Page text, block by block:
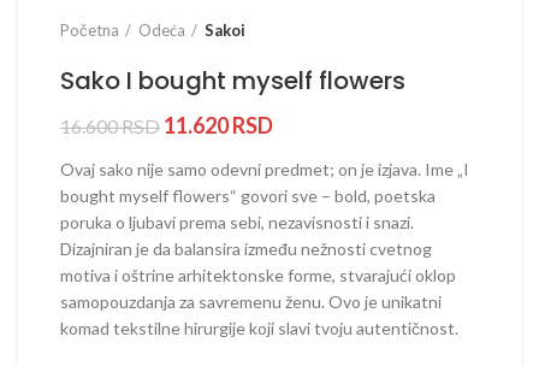
Početna Odeća Sakoi
Sako I bought myself flowers
16.600RSD 11.620RSD
Ovaj sako nije samo odevni predmet; on je izjava. Ime „I
bought myself flowers“ govori sve – bold, poetska
poruka o ljubavi prema sebi, nezavisnosti i snazi.
Dizajniran je da balansira između nežnosti cvetnog
motiva i oštrine arhitektonske forme, stvarajući oklop
samopouzdanja za savremenu ženu. Ovo je unikatni
komad tekstilne hirurgije koji slavi tvoju autentičnost.